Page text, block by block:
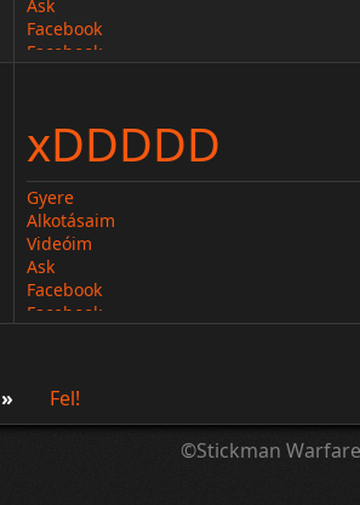
Ask
Facebook
Facebook
xDDDDD
Gyere
Alkotásaim
Videóim
Ask
Facebook
Facebook
»
Fel!
©Stickman Warfare